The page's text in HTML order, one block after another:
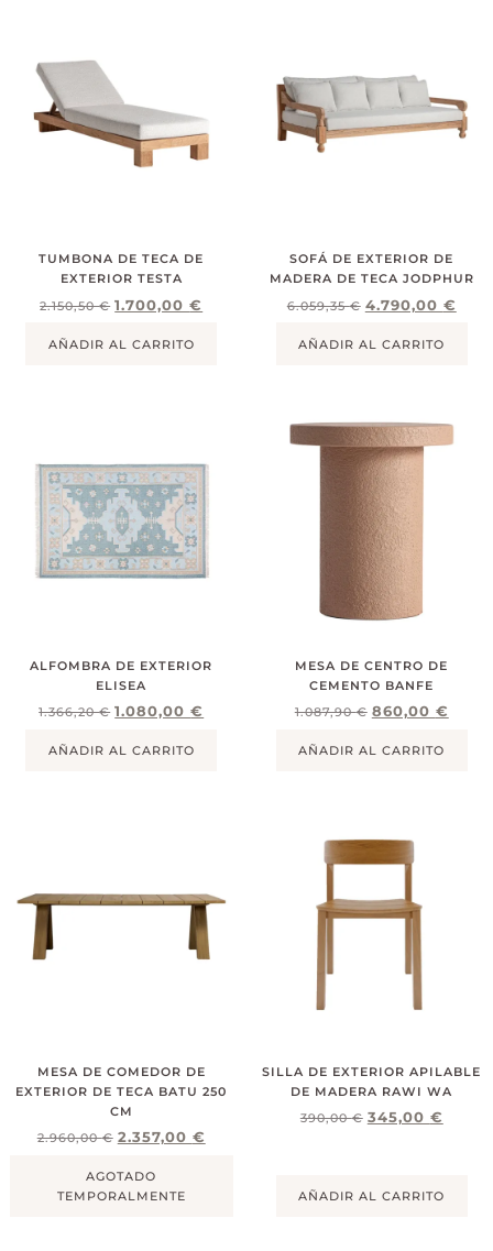
TUMBONA DE TECA DE
EXTERIOR TESTA
2.150,50€ 1.700,00€
AÑADIR AL CARRITO
SOFÁ DE EXTERIOR DE
MADERA DE TECA JODPHUR
6.059,35€ 4.790,00 €
AÑADIR AL CARRITO
ALFOMBRA DE EXTERIOR
ELISEA
1.366,20€ 1.080,00€
AÑADIR AL CARRITO
MESA DE CENTRO DE
CEMENTO BANFE
1.087,90€ 860,00 €
AÑADIR AL CARRITO
MESA DE COMEDOR DE
EXTERIOR DE TECA BATU 250
CM
2.960,00€ 2.357,00 €
AGOTADO
TEMPORALMENTE
SILLA DE EXTERIOR APILABLE
DE MADERA RAWI WA
390,00€ 345,00 €
AÑADIR AL CARRITO